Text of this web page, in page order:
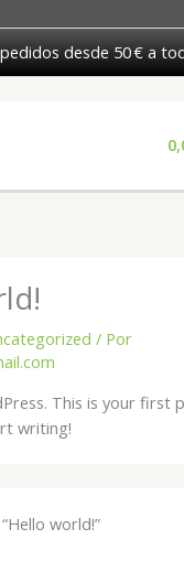
desde 50 € a
/ Por
This is your first
writing!
world!”